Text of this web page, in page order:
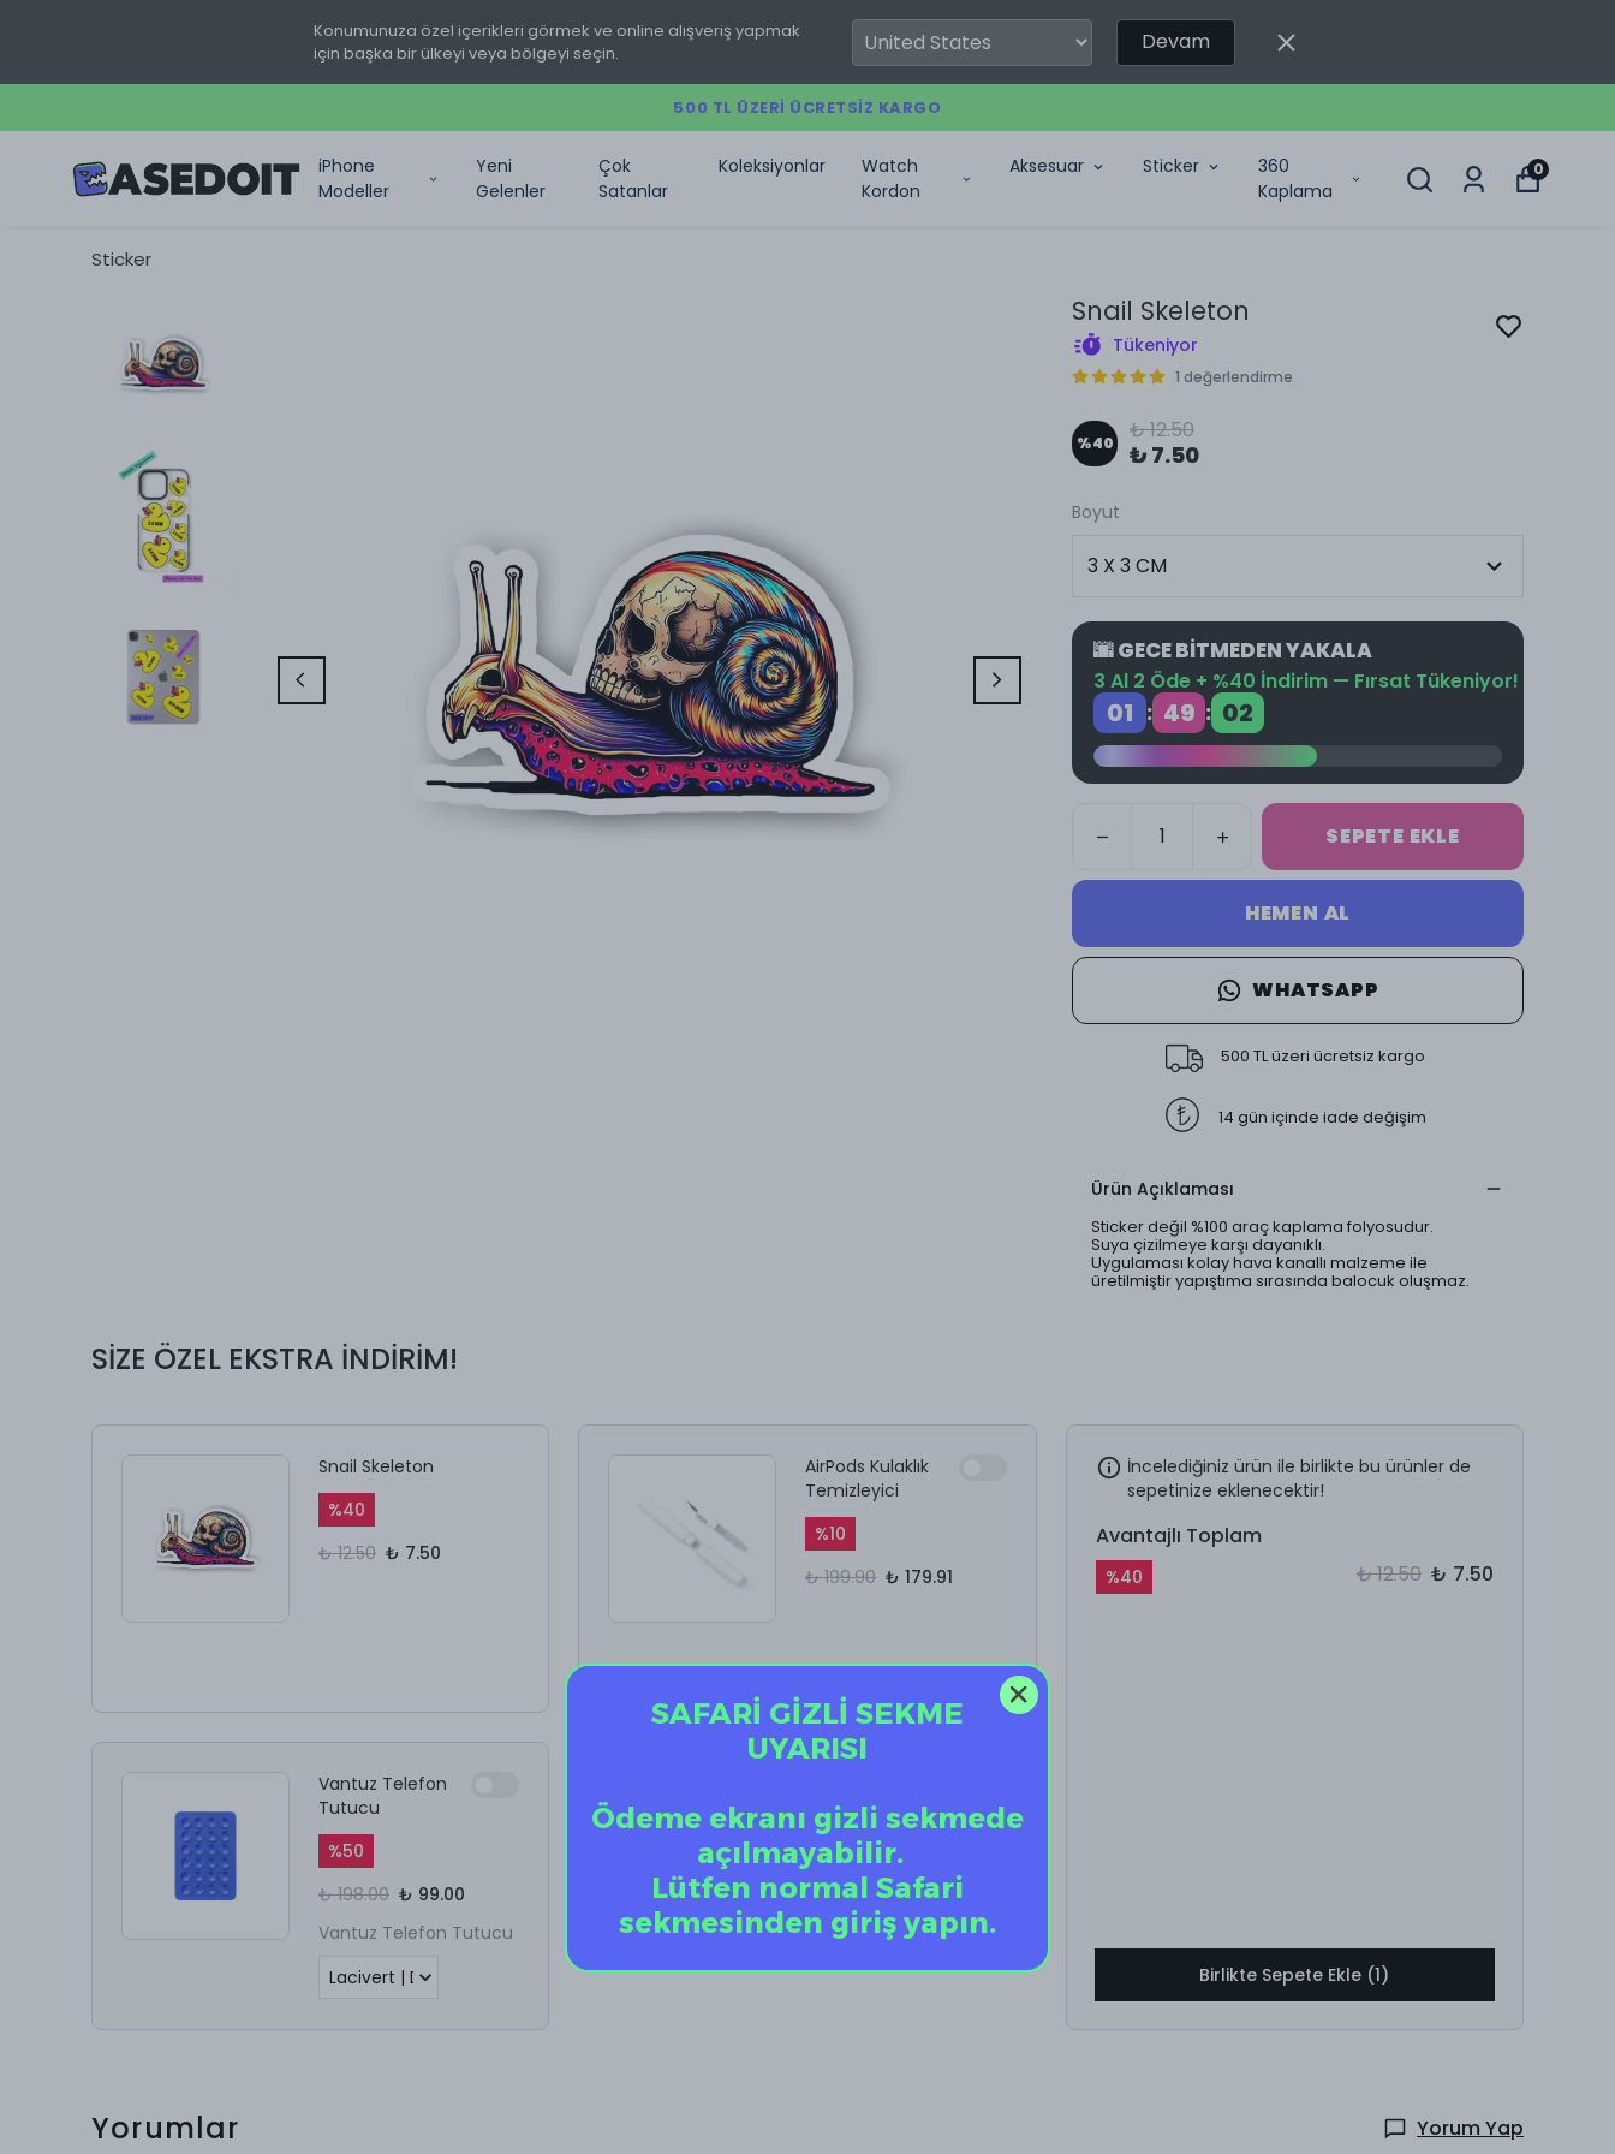
Konumunuza özel içerikleri görmek ve online alışveriş yapmak
için başka bir ülkeyi veya bölgeyi seçin.
Devam
500 TL ÜZERI ÜCRETSIZ KARGO
iPhone
Modeller
Yeni
Gelenler
Çok
Satanlar
Koleksiyonlar
Watch
Kordon
Aksesuar Sticker
360
Kaplama
0
Sticker
Snail Skeleton
Tükeniyor
1 değerlendirme
%40 ₺ 12.50
₺ 7.50
Boyut
🌆 GECE BİTMEDEN YAKALA
3 Al 2 Öde + %40 İndirim — Fırsat Tükeniyor!
01 : 49 : 02
SEPETE EKLE
HEMEN AL
WHATSAPP
500 TL üzeri ücretsiz kargo
14 gün içinde iade değişim
Ürün Açıklaması
Sticker değil %100 araç kaplama folyosudur.
Suya çizilmeye karşı dayanıklı.
Uygulaması kolay hava kanallı malzeme ile
üretilmiştir yapıştıma sırasında balocuk oluşmaz.
SİZE ÖZEL EKSTRA İNDİRİM!
Snail Skeleton
%40
₺ 12.50 ₺ 7.50
AirPods Kulaklık
Temizleyici
%10
₺ 199.90 ₺ 179.91
Vantuz Telefon
Tutucu
%50
₺ 198.00 ₺ 99.00
Vantuz Telefon Tutucu
İncelediğiniz ürün ile birlikte bu ürünler de
sepetinize eklenecektir!
Avantajlı Toplam
%40 ₺ 12.50 ₺ 7.50
Birlikte Sepete Ekle (1)
Yorumlar Yorum Yap
SAFARİ GİZLİ SEKME
UYARISI
Ödeme ekranı gizli sekmede
açılmayabilir.
Lütfen normal Safari
sekmesinden giriş yapın.